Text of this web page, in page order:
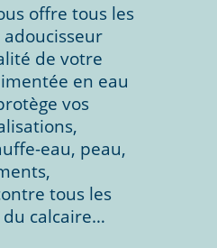
offre tous les
adoucisseur
de votre
en eau
vos
eau, peau,
tous les
calcaire…